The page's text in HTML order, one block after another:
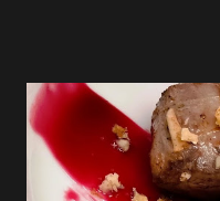
impiattarlo, non
subito ad iniziare.
pasta fresca, carne
pepe, ricotta